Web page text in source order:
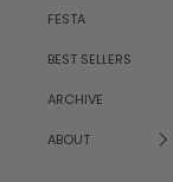
FESTA
BEST SELLERS
ARCHIVE
ABOUT